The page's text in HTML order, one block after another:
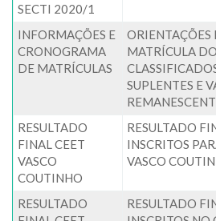
SECTI 2020/1
INFORMAÇÕES E
CRONOGRAMA
DE MATRÍCULAS
ORIENTAÇÕES
MATRÍCULA
SUPLENTES E
RESULTADO
FINAL CEET
VASCO
COUTINHO
RESULTADO
INSCRITOS
VASCO
RESULTADO
RESULTADO